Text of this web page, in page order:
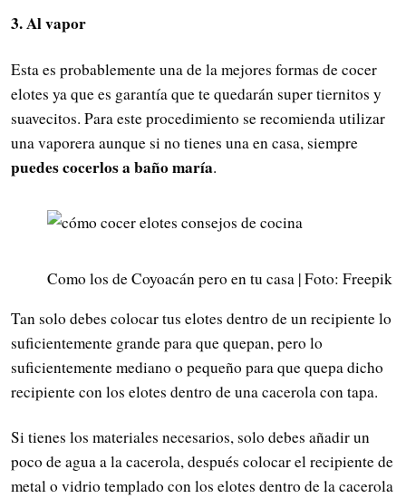
3. Al vapor
Esta es probablemente una de la mejores formas de cocer
elotes ya que es garantía que te quedarán super tiernitos y
suavecitos. Para este procedimiento se recomienda utilizar
una vaporera aunque si no tienes una en casa, siempre
puedes cocerlos a baño maría.
Como los de Coyoacán pero en tu casa | Foto: Freepik
Tan solo debes colocar tus elotes dentro de un recipiente lo
suficientemente grande para que quepan, pero lo
suficientemente mediano o pequeño para que quepa dicho
recipiente con los elotes dentro de una cacerola con tapa.
Si tienes los materiales necesarios, solo debes añadir un
poco de agua a la cacerola, después colocar el recipiente de
metal o vidrio templado con los elotes dentro de la cacerola